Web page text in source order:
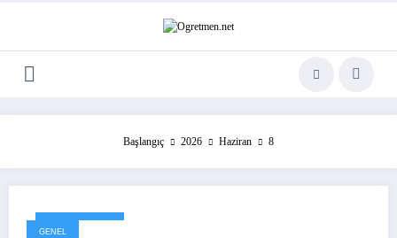
Başlangıç 2026 Haziran 8
8 Haziran 2026
GENEL